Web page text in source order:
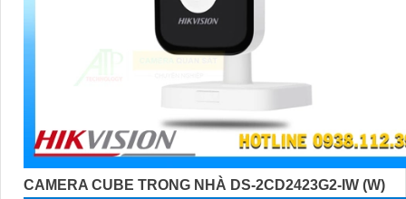
CAMERA CUBE TRONG NHÀ DS-2CD2423G2-IW (W)